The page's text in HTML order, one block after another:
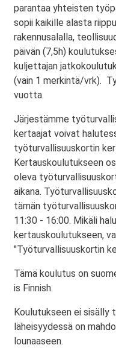
parantaa yhteisten
sopii kaikille alasta
rakennusalalla,
päivän (7,5h)
kuljettajan
(vain 1 merkintä/vrk).
vuotta.
Järjestämme
kertaajat voivat
työturvallisuuskortin
Kertauskoulutukseen
oleva
aikana.
tämän
11:30 - 16:00. Mikäli
kertauskoulutukseen,
"Työturvallisuuskortin
Tämä koulutus on
is Finnish.
Koulutukseen ei sisälly
läheisyydessä on
lounaaseen.